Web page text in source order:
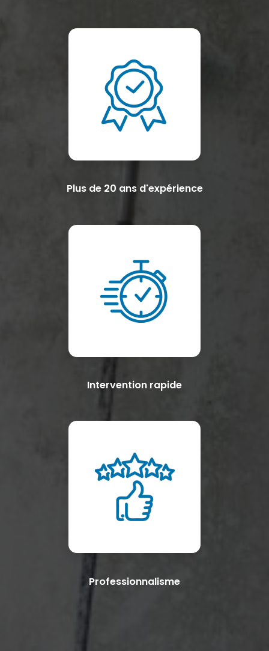
Plus de 20 ans d'expérience
Intervention rapide
Professionnalisme